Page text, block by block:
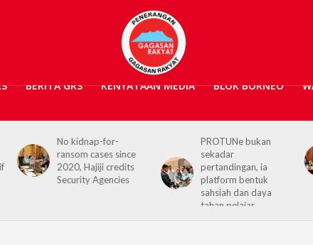
BERITA GRS KENYATAAN MEDIA BLOK BORNEO
PROTUNe bukan
sekadar
pertandingan, ia
platform bentuk
Hajiji receives UK High
Commissioner,
reaffirms enduring
Sabah–UK ties